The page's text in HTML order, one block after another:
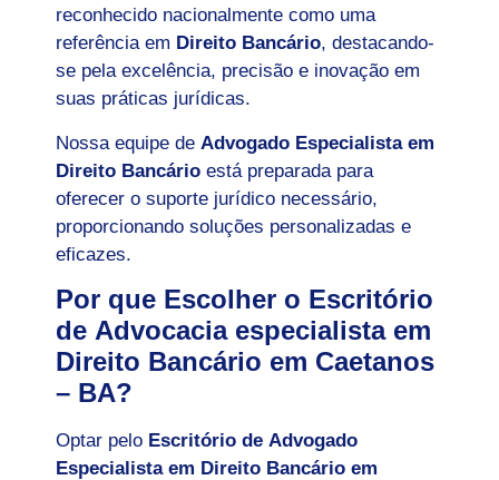
reconhecido nacionalmente como uma
referência em Direito Bancário, destacando-
se pela excelência, precisão e inovação em
suas práticas jurídicas.
Nossa equipe de Advogado Especialista em
Direito Bancário está preparada para
oferecer o suporte jurídico necessário,
proporcionando soluções personalizadas e
eficazes.
Por que Escolher o Escritório
de Advocacia especialista em
Direito Bancário em Caetanos
– BA?
Optar pelo Escritório de Advogado
Especialista em Direito Bancário em